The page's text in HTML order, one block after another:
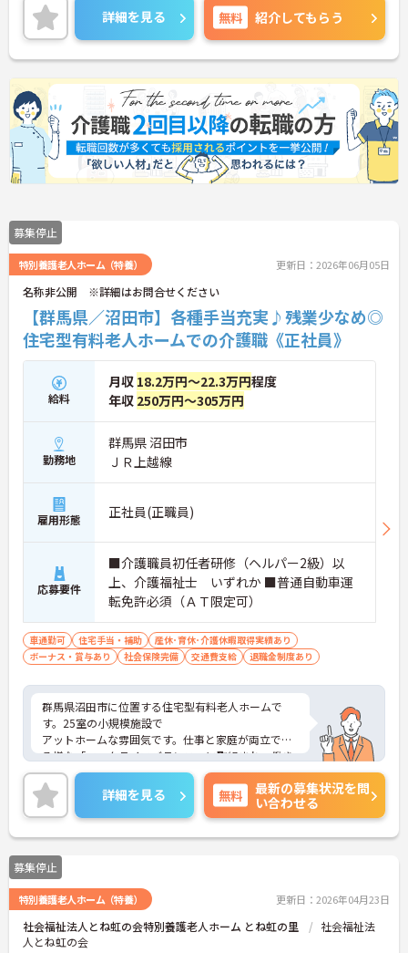
詳細を見る 無料 紹介してもらう
募集停止
特別養護老人ホーム（特養） 更新日：2026年06月05日
名称非公開 ※詳細はお問合せください
【群馬県／沼田市】各種手当充実♪残業少なめ◎
住宅型有料老人ホームでの介護職《正社員》
給料
月収 18.2万円～22.3万円程度
年収 250万円～305万円
勤務地
群馬県 沼田市
ＪＲ上越線
雇用形態 正社員(正職員)
応募要件
■介護職員初任者研修（ヘルパー2級）以
上、介護福祉士 いずれか ■普通自動車運
転免許必須（ＡＴ限定可）
車通勤可 住宅手当・補助
産休･育休･介護休暇取得実績あり
ボーナス・賞与あり
社会保険完備 交通費支給 退職金制度あり
群馬県沼田市に位置する住宅型有料老人ホームで
す。25室の小規模施設で
アットホームな雰囲気です。仕事と家庭が両立でき
る様な「ワークライフバランス」に取組まれ、働き
やすい環境作りに取組んでいる会社です。ご興味の
ある方には、面接対策ポイントなど、さらに詳細を
お話しいたしますのでお気軽にご相談ください！
詳細を見る 無料
最新の募集状況を問
い合わせる
募集停止
特別養護老人ホーム（特養） 更新日：2026年04月23日
社会福祉法人とね虹の会特別養護老人ホーム とね虹の里
社会福祉法
人とね虹の会